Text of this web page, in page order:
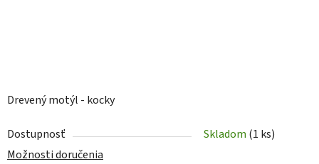
Drevený motýl - kocky
Dostupnosť Skladom (1 ks)
Možnosti doručenia